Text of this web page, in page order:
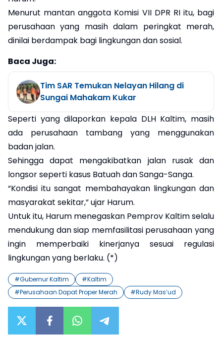
Menurut mantan anggota Komisi VII DPR RI itu, bagi
perusahaan yang masih dalam peringkat merah,
dinilai berdampak bagi lingkungan dan sosial.
Baca Juga:
Tim SAR Temukan Nelayan Hilang di
Sungai Mahakam Kukar
Seperti yang dilaporkan kepala DLH Kaltim, masih
ada perusahaan tambang yang menggunakan
badan jalan.
Sehingga dapat mengakibatkan jalan rusak dan
longsor seperti kasus Batuah dan Sanga-Sanga.
“Kondisi itu sangat membahayakan lingkungan dan
masyarakat sekitar,” ujar Harum.
Untuk itu, Harum menegaskan Pemprov Kaltim selalu
mendukung dan siap memfasilitasi perusahaan yang
ingin memperbaiki kinerjanya sesuai regulasi
lingkungan yang berlaku. (*)
#Gubernur Kaltim #Kaltim
#Perusahaan Dapat Proper Merah #Rudy Mas’ud